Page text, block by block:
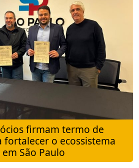
firmam termo de
fortalecer o ecossistema
São Paulo